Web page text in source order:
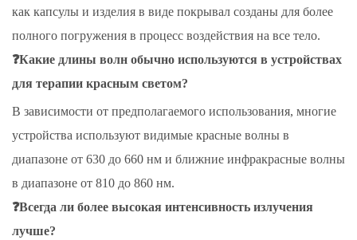
как капсулы и изделия в виде покрывал созданы для более
полного погружения в процесс воздействия на все тело.
❓Какие длины волн обычно используются в устройствах
для терапии красным светом?
В зависимости от предполагаемого использования, многие
устройства используют видимые красные волны в
диапазоне от 630 до 660 нм и ближние инфракрасные волны
в диапазоне от 810 до 860 нм.
❓Всегда ли более высокая интенсивность излучения
лучше?